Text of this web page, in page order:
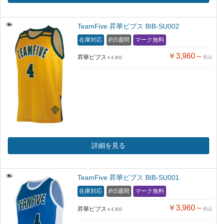
TeamFive 昇華ビブス BIB-SU002
在庫対応 約5週間 マーク無料
昇華ビブス ￥4,950 ￥3,960～ 税込
詳細を見る
TeamFive 昇華ビブス BIB-SU001
在庫対応 約5週間 マーク無料
昇華ビブス ￥4,950 ￥3,960～ 税込